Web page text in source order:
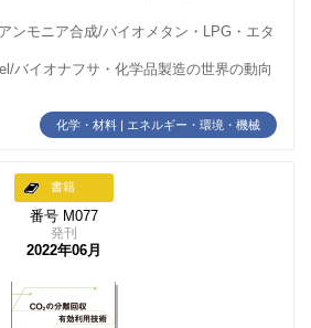
ンモニア合成/バイオメタン・LPG・エタ
バイオナフサ・化学品製造の世界の動向
化学・材料 | エネルギー・環境・機械
書籍
番号 M077
発刊
2022年06月